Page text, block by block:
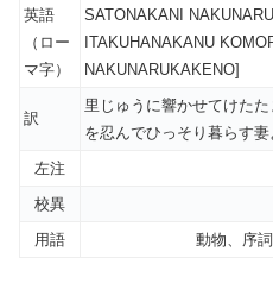
英語
（ロー
マ字）
SATONAKANI
ITAKUHANAKANU
NAKUNARUKAKENO]
訳
里じゅうに響かせてけた
を忍んでひっそり暮らす妻
左注
校異
用語
動物、序